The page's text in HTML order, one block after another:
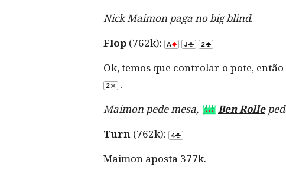
Nick Maimon paga no big blind.
Flop (762k):
Ok, temos que controlar o pote,
.
Maimon pede mesa,
Ben Rolle
Turn (762k):
Maimon aposta 377k.